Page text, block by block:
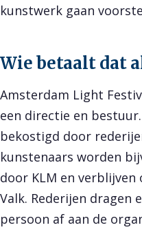
kunstwerk gaan
Wie betaalt dat
Amsterdam Light
een directie en
bekostigd door
kunstenaars worden
door KLM en verblijven
Valk. Rederijen dragen
persoon af aan de